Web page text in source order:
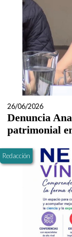
26/06/2026
Denuncia
patrimonial
Redacción